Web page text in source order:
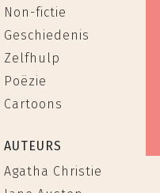
Non-fictie
Geschiedenis
Zelfhulp
Poëzie
Cartoons
AUTEURS
Agatha Christie